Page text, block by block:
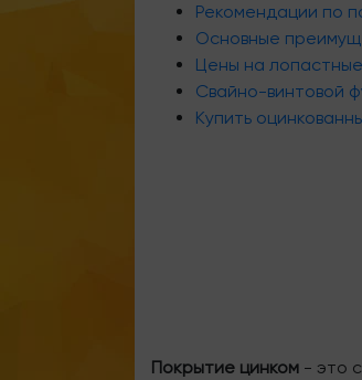
Рекомендации по
Основные
Цены на
Свайно-винтовой
Купить
Покрытие цинком - это